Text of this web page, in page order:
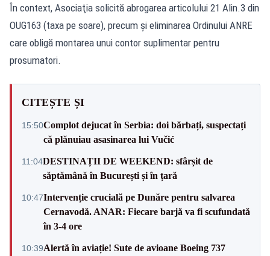
În context, Asociaţia solicită abrogarea articolului 21 Alin.3 din
OUG163 (taxa pe soare), precum şi eliminarea Ordinului ANRE
care obligă montarea unui contor suplimentar pentru
prosumatori.
CITEȘTE ȘI
15:50Complot dejucat în Serbia: doi bărbați, suspectați
că plănuiau asasinarea lui Vučić
11:04DESTINAȚII DE WEEKEND: sfârșit de
săptămână în București și în țară
10:47Intervenție crucială pe Dunăre pentru salvarea
Cernavodă. ANAR: Fiecare barjă va fi scufundată
în 3-4 ore
10:39Alertă în aviație! Sute de avioane Boeing 737